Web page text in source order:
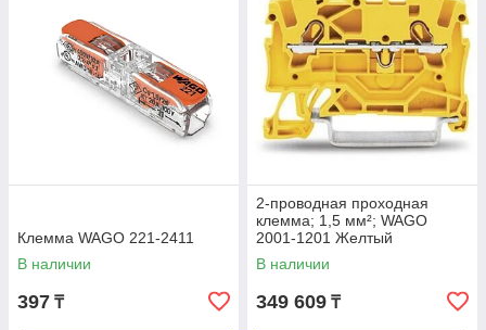
Клемма WAGO 221-2411
В наличии
397 ₸
2-проводная проходная
клемма; 1,5 мм²; WAGO
2001-1201 Желтый
В наличии
349 609 ₸